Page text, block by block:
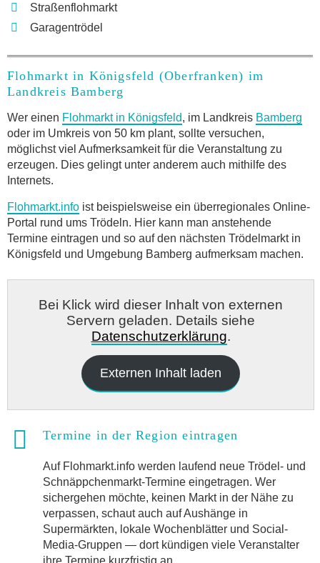
Straßenflohmarkt
Garagentrödel
Flohmarkt in Königsfeld (Oberfranken) im
Landkreis Bamberg
Wer einen Flohmarkt in Königsfeld, im Landkreis Bamberg
oder im Umkreis von 50 km plant, sollte versuchen,
möglichst viel Aufmerksamkeit für die Veranstaltung zu
erzeugen. Dies gelingt unter anderem auch mithilfe des
Internets.
Flohmarkt.info ist beispielsweise ein überregionales Online-
Portal rund ums Trödeln. Hier kann man anstehende
Termine eintragen und so auf den nächsten Trödelmarkt in
Königsfeld und Umgebung Bamberg aufmerksam machen.
Bei Klick wird dieser Inhalt von externen
Servern geladen. Details siehe
Datenschutzerklärung.
Externen Inhalt laden
Termine in der Region eintragen
Auf Flohmarkt.info werden laufend neue Trödel- und
Schnäppchenmarkt-Termine eingetragen. Wer
sichergehen möchte, keinen Markt in der Nähe zu
verpassen, schaut auch auf Aushänge in
Supermärkten, lokale Wochenblätter und Social-
Media-Gruppen — dort kündigen viele Veranstalter